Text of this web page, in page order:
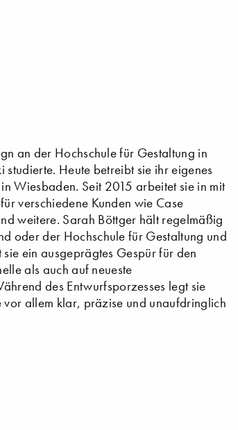
an der Hochschule für Gestaltung in
Heute betreibt sie ihr eigenes
Wiesbaden. Seit 2015 arbeitet sie in mit
verschiedene Kunden wie Case
weitere. Sarah Böttger hält regelmäßig
oder der Hochschule für Gestaltung und
ein ausgeprägtes Gespür für den
als auch auf neueste
des Entwurfsporzesses legt sie
allem klar, präzise und unaufdringlich